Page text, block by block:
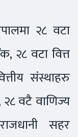
२८ वटा
२८ वटा वित्त
संस्थाहरु
वटै वाणिज्य
सहर